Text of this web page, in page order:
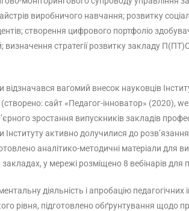
виробничого навчання; розвитку
створення цифрового портфоліо
стратегії розвитку закладу
відзначався вагомий внесок науковців
(створено: сайт «Педагог-інноватор»
зростання випускників закладів
активно долучилися до
аналітико-методичні матеріали для
у мережі розміщено 8 вебінарів для
діяльність і апробацію
рівня, підготовлено обґрунтування щодо